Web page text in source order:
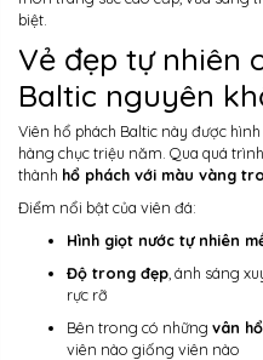
biệt.
Vẻ đẹp tự nhiên
Baltic nguyên
Viên hổ phách Baltic này được
hàng chục triệu năm. Qua quá
thành hổ phách với màu vàng
Điểm nổi bật của viên đá:
Hình giọt nước tự nhiên
Độ trong đẹp , ánh sáng
rực rỡ
Bên trong có những vân
viên nào giống viên nào